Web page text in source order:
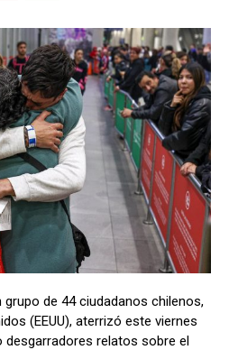
grupo de 44 ciudadanos chilenos,
(EEUU), aterrizó este viernes
desgarradores relatos sobre el